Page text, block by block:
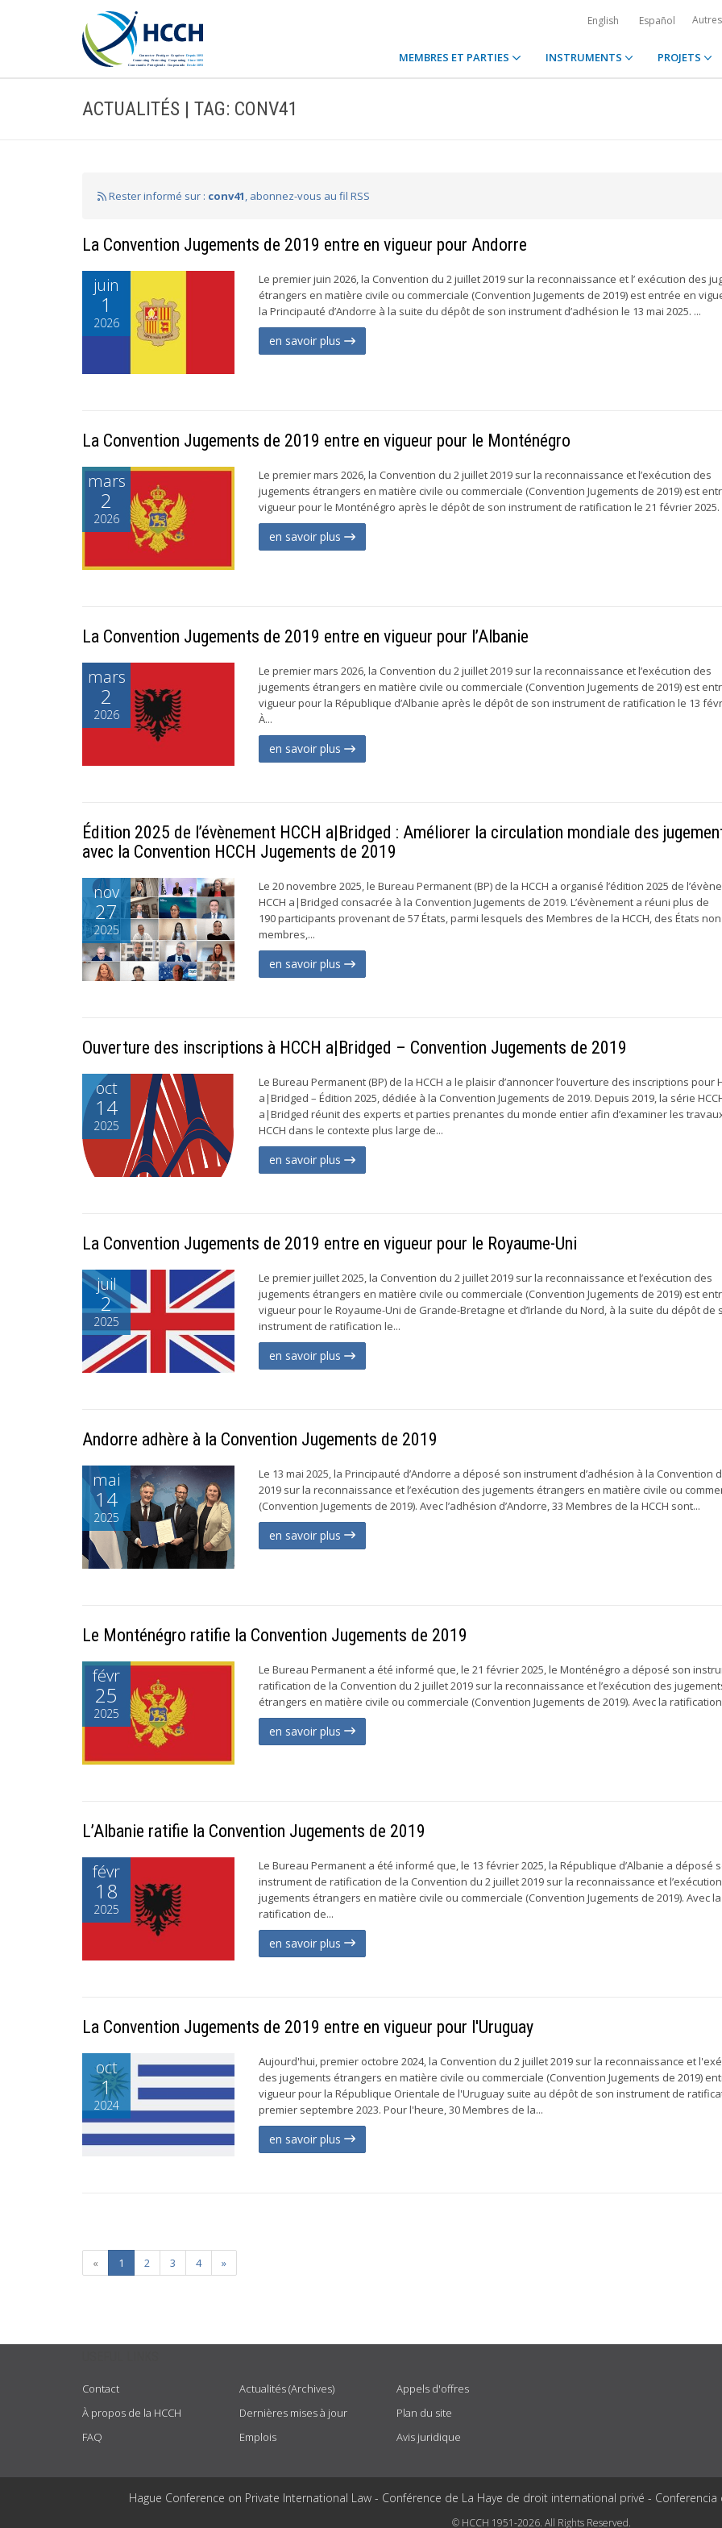
English Español
MEMBRES ET PARTIES INSTRUMENTS PROJETS
ACTUALITÉS | TAG: CONV41
Rester informé sur : conv41, abonnez-vous au fil RSS
La Convention Jugements de 2019 entre en vigueur pour Andorre
juin
1
2026
Le premier juin 2026, la Convention du 2 juillet 2019 sur la reconnaissance et l’ exécution des
étrangers en matière civile ou commerciale (Convention Jugements de 2019) est entrée en
la Principauté d’Andorre à la suite du dépôt de son instrument d’adhésion le 13 mai 2025. ...
en savoir plus
La Convention Jugements de 2019 entre en vigueur pour le Monténégro
mars
2
2026
Le premier mars 2026, la Convention du 2 juillet 2019 sur la reconnaissance et l’exécution des
jugements étrangers en matière civile ou commerciale (Convention Jugements de 2019) est
vigueur pour le Monténégro après le dépôt de son instrument de ratification le 21 février 2025.
en savoir plus
La Convention Jugements de 2019 entre en vigueur pour l’Albanie
mars
2
2026
Le premier mars 2026, la Convention du 2 juillet 2019 sur la reconnaissance et l’exécution des
jugements étrangers en matière civile ou commerciale (Convention Jugements de 2019) est
vigueur pour la République d’Albanie après le dépôt de son instrument de ratification le 13
À...
en savoir plus
Édition 2025 de l’évènement HCCH a|Bridged : Améliorer la circulation mondiale des
avec la Convention HCCH Jugements de 2019
nov
27
2025
Le 20 novembre 2025, le Bureau Permanent (BP) de la HCCH a organisé l’édition 2025 de
HCCH a|Bridged consacrée à la Convention Jugements de 2019. L’évènement a réuni plus de
190 participants provenant de 57 États, parmi lesquels des Membres de la HCCH, des États non
membres,...
en savoir plus
Ouverture des inscriptions à HCCH a|Bridged – Convention Jugements de 2019
oct
14
2025
Le Bureau Permanent (BP) de la HCCH a le plaisir d’annoncer l’ouverture des inscriptions pour
a|Bridged – Édition 2025, dédiée à la Convention Jugements de 2019. Depuis 2019, la série
a|Bridged réunit des experts et parties prenantes du monde entier afin d’examiner les
HCCH dans le contexte plus large de...
en savoir plus
La Convention Jugements de 2019 entre en vigueur pour le Royaume-Uni
juil
2
2025
Le premier juillet 2025, la Convention du 2 juillet 2019 sur la reconnaissance et l’exécution des
jugements étrangers en matière civile ou commerciale (Convention Jugements de 2019) est
vigueur pour le Royaume-Uni de Grande-Bretagne et d’Irlande du Nord, à la suite du dépôt de
instrument de ratification le...
en savoir plus
Andorre adhère à la Convention Jugements de 2019
mai
14
2025
Le 13 mai 2025, la Principauté d’Andorre a déposé son instrument d’adhésion à la Convention
2019 sur la reconnaissance et l’exécution des jugements étrangers en matière civile ou
(Convention Jugements de 2019). Avec l’adhésion d’Andorre, 33 Membres de la HCCH sont...
en savoir plus
Le Monténégro ratifie la Convention Jugements de 2019
févr
25
2025
Le Bureau Permanent a été informé que, le 21 février 2025, le Monténégro a déposé son
ratification de la Convention du 2 juillet 2019 sur la reconnaissance et l’exécution des
étrangers en matière civile ou commerciale (Convention Jugements de 2019). Avec la
en savoir plus
L’Albanie ratifie la Convention Jugements de 2019
févr
18
2025
Le Bureau Permanent a été informé que, le 13 février 2025, la République d’Albanie a déposé
instrument de ratification de la Convention du 2 juillet 2019 sur la reconnaissance et
jugements étrangers en matière civile ou commerciale (Convention Jugements de 2019). Avec la
ratification de...
en savoir plus
La Convention Jugements de 2019 entre en vigueur pour l'Uruguay
oct
1
2024
Aujourd'hui, premier octobre 2024, la Convention du 2 juillet 2019 sur la reconnaissance et
des jugements étrangers en matière civile ou commerciale (Convention Jugements de 2019)
vigueur pour la République Orientale de l'Uruguay suite au dépôt de son instrument de
premier septembre 2023. Pour l'heure, 30 Membres de la...
en savoir plus
« 1 2 3 4 »
Contact
À propos de la HCCH
FAQ
Actualités (Archives)
Dernières mises à jour
Emplois
Appels d'offres
Plan du site
Avis juridique
Hague Conference on Private International Law - Conférence de La Haye de droit international privé -
© HCCH 1951-2026. All Rights Reserved.